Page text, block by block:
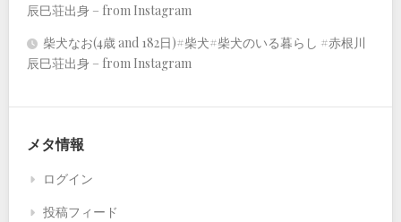
辰巳荘出身 – from Instagram
柴犬なお(4歳 and 182日)#柴犬#柴犬のいる暮らし #赤根川
辰巳荘出身 – from Instagram
メタ情報
ログイン
投稿フィード